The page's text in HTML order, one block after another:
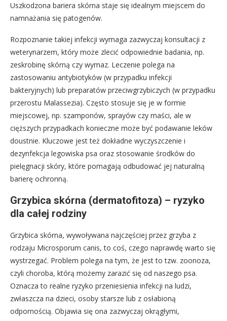
Uszkodzona bariera skórna staje się idealnym miejscem do
namnażania się patogenów.
Rozpoznanie takiej infekcji wymaga zazwyczaj konsultacji z
weterynarzem, który może zlecić odpowiednie badania, np.
zeskrobinę skórną czy wymaz. Leczenie polega na
zastosowaniu antybiotyków (w przypadku infekcji
bakteryjnych) lub preparatów przeciwgrzybiczych (w przypadku
przerostu Malassezia). Często stosuje się je w formie
miejscowej, np. szamponów, sprayów czy maści, ale w
cięższych przypadkach konieczne może być podawanie leków
doustnie. Kluczowe jest też dokładne wyczyszczenie i
dezynfekcja legowiska psa oraz stosowanie środków do
pielęgnacji skóry, które pomagają odbudować jej naturalną
barierę ochronną.
Grzybica skórna (dermatofitoza) – ryzyko
dla całej rodziny
Grzybica skórna, wywoływana najczęściej przez grzyba z
rodzaju Microsporum canis, to coś, czego naprawdę warto się
wystrzegać. Problem polega na tym, że jest to tzw. zoonoza,
czyli choroba, którą możemy zarazić się od naszego psa.
Oznacza to realne ryzyko przeniesienia infekcji na ludzi,
zwłaszcza na dzieci, osoby starsze lub z osłabioną
odpornością. Objawia się ona zazwyczaj okrągłymi,